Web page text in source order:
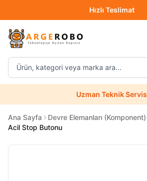
Hızlı Teslimat
Ürün, kategori veya marka ara...
Uzman Teknik Servis
Ana Sayfa Devre Elemanları (Komponent)
Acil Stop Butonu